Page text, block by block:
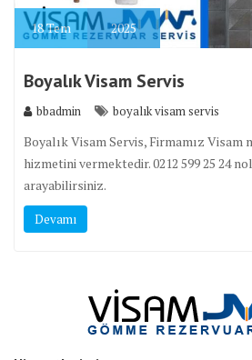
18Tem 2025
Boyalık Visam Servis
bbadmin boyalık visam servis
Boyalık Visam Servis, Firmamız Visam
hizmetini vermektedir. 0212 599 25 24
arayabilirsiniz.
Devamı